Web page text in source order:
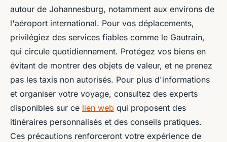
autour de Johannesburg, notamment aux environs de
l'aéroport international. Pour vos déplacements,
privilégiez des services fiables comme le Gautrain,
qui circule quotidiennement. Protégez vos biens en
évitant de montrer des objets de valeur, et ne prenez
pas les taxis non autorisés. Pour plus d'informations
et organiser votre voyage, consultez des experts
disponibles sur ce lien web qui proposent des
itinéraires personnalisés et des conseils pratiques.
Ces précautions renforceront votre expérience de